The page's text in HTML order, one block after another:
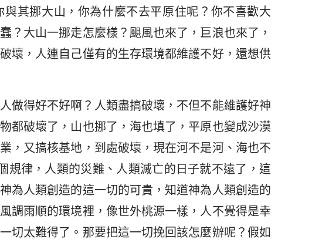
其挪大山，你為什麼不去平原住呢？你不喜歡大
？大山一挪走怎麼樣？颶風也來了，巨浪也來了，
壞，人連自己僅有的生存環境都維護不好，還想供
做得好不好啊？人類盡搞破壞，不但不能維護好神
都破壞了，山也挪了，海也填了，平原也變成沙漠
，又搞核基地，到處破壞，現在河不是河、海也不
律，人類的災難、人類滅亡的日子就不遠了，這
為人類創造的這一切的可貴，知道神為人類創造的
調雨順的環境裡，像世外桃源一樣，人不覺得是幸
切太難得了。那要把這一切挽回該怎麼辦呢？假如